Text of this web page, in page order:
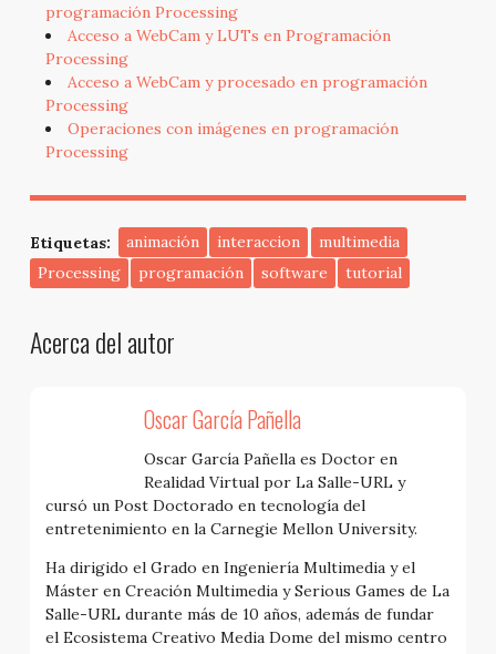
programación Processing
Acceso a WebCam y LUTs en Programación
Processing
Acceso a WebCam y procesado en programación
Processing
Operaciones con imágenes en programación
Processing
Etiquetas: animación interaccion
multimedia
Processing
programación software tutorial
Acerca del autor
Oscar García Pañella
Oscar García Pañella es Doctor en
Realidad Virtual por La Salle-URL y
cursó un Post Doctorado en tecnología del
entretenimiento en la Carnegie Mellon University.
Ha dirigido el Grado en Ingeniería Multimedia y el
Máster en Creación Multimedia y Serious Games de La
Salle-URL durante más de 10 años, además de fundar
el Ecosistema Creativo Media Dome del mismo centro